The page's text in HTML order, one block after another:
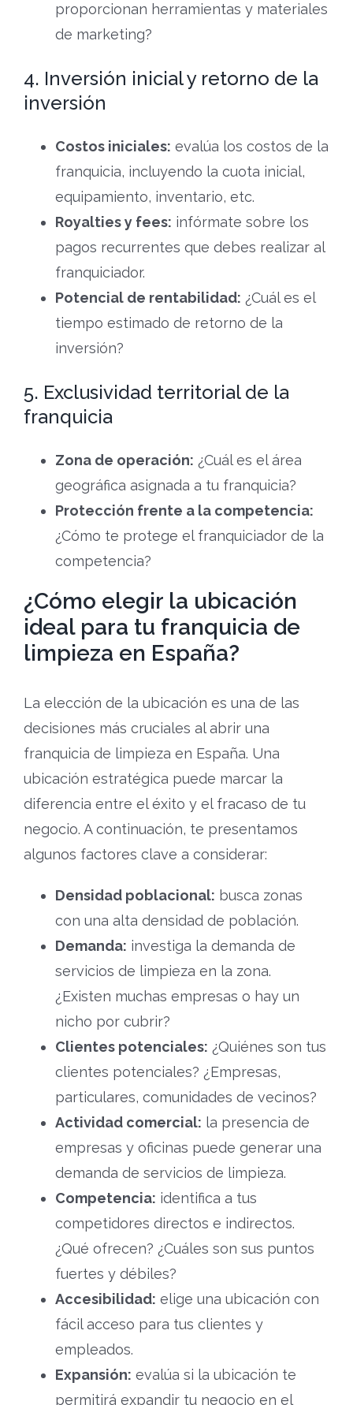
proporcionan herramientas y materiales
de marketing?
4. Inversión inicial y retorno de la
inversión
Costos iniciales: evalúa los costos de la
franquicia, incluyendo la cuota inicial,
equipamiento, inventario, etc.
Royalties y fees: infórmate sobre los
pagos recurrentes que debes realizar al
franquiciador.
Potencial de rentabilidad: ¿Cuál es el
tiempo estimado de retorno de la
inversión?
5. Exclusividad territorial de la
franquicia
Zona de operación: ¿Cuál es el área
geográfica asignada a tu franquicia?
Protección frente a la competencia:
¿Cómo te protege el franquiciador de la
competencia?
¿Cómo elegir la ubicación
ideal para tu franquicia de
limpieza en España?
La elección de la ubicación es una de las
decisiones más cruciales al abrir una
franquicia de limpieza en España. Una
ubicación estratégica puede marcar la
diferencia entre el éxito y el fracaso de tu
negocio. A continuación, te presentamos
algunos factores clave a considerar:
Densidad poblacional: busca zonas
con una alta densidad de población.
Demanda: investiga la demanda de
servicios de limpieza en la zona.
¿Existen muchas empresas o hay un
nicho por cubrir?
Clientes potenciales: ¿Quiénes son tus
clientes potenciales? ¿Empresas,
particulares, comunidades de vecinos?
Actividad comercial: la presencia de
empresas y oficinas puede generar una
demanda de servicios de limpieza.
Competencia: identifica a tus
competidores directos e indirectos.
¿Qué ofrecen? ¿Cuáles son sus puntos
fuertes y débiles?
Accesibilidad: elige una ubicación con
fácil acceso para tus clientes y
empleados.
Expansión: evalúa si la ubicación te
permitirá expandir tu negocio en el